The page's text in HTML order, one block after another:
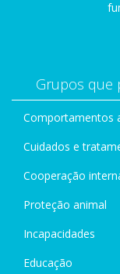
Grupos que
Comportamentos
Cuidados e
Cooperação
Proteção animal
Incapacidades
Educação